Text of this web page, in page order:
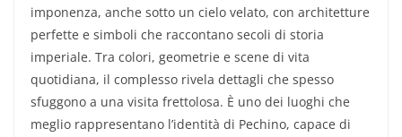
imponenza, anche sotto un cielo velato, con architetture
perfette e simboli che raccontano secoli di storia
imperiale. Tra colori, geometrie e scene di vita
quotidiana, il complesso rivela dettagli che spesso
sfuggono a una visita frettolosa. È uno dei luoghi che
meglio rappresentano l’identità di Pechino, capace di